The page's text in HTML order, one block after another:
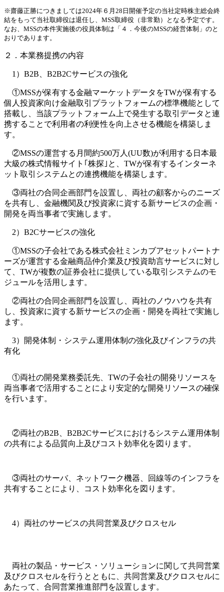
※齋藤正勝につきましては2024年６月28日開催予定の当社定時株主総会終
結をもって当社取締役は退任し、MSS取締役（非常勤）となる予定です。
なお、MSSの本件実施後の役員体制は「４．今後のMSSの経営体制」のと
おりであります。
２．本業務提携の内容
1）B2B、B2B2Cサービスの強化
①MSSが保有する金融マーケットデータをTWが保有する
個人投資家向け金融取引プラットフォームの標準機能として
搭載し、当該プラットフォーム上で発生する取引データと連
携することで利用者の利便性を向上させる機能を構築しま
す。
②MSSの運営する月間約500万人(UU数)が利用する日本最
大級の株式情報サイト｢株探｣と、TWが保有するインターネ
ット取引システムとの連携機能を構築します。
③両社の合同企画部門を設置し、両社の顧客からのニーズ
を共有し、金融機関及び投資家に資する新サービスの企画・
開発を両当事者で実施します。
2）B2Cサービスの強化
①MSSの子会社である株式会社ミンカブアセットパートナ
ーズが運営する金融商品仲介業及び投資助言サービスに対し
て、TWが複数の証券会社に提供している取引システムのモ
ジュールを活用します。
②両社の合同企画部門を設置し、両社のノウハウを共有
し、投資家に資する新サービスの企画・開発を両社で実施し
ます。
3）開発体制・システム運用体制の強化及びインフラの共
有化
①両社の開発業務委託先、TWの子会社の開発リソースを
両当事者で活用することにより安定的な開発リソースの確保
を行います。
②両社のB2B、B2B2Cサービスにおけるシステム運用体制
の共有による品質向上及びコスト効率化を図ります。
③両社のサーバ、ネットワーク機器、回線等のインフラを
共有することにより、コスト効率化を図ります。
4）両社のサービスの共同営業及びクロスセル
両社の製品・サービス・ソリューションに関して共同営業
及びクロスセルを行うとともに、共同営業及びクロスセルに
あたって、合同営業推進部門を設置します。